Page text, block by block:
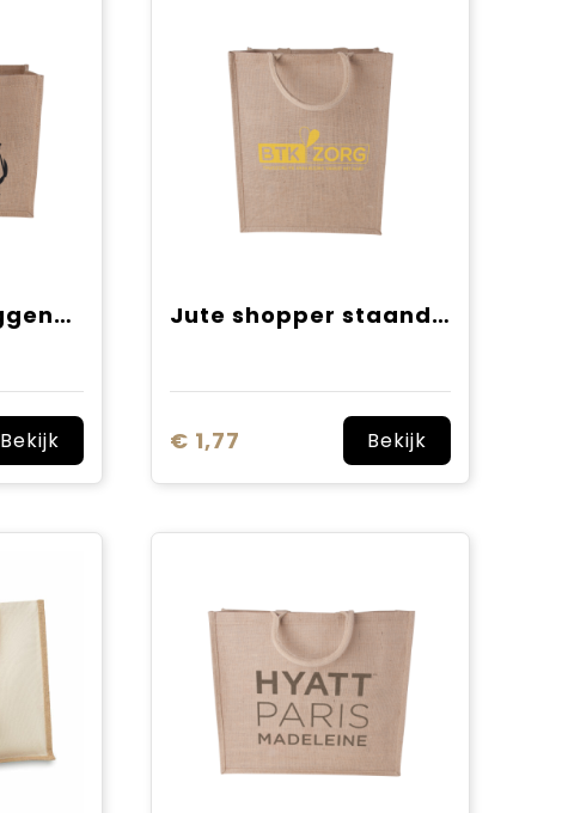
Jute shopper liggend model 240 gr/m2
Bekijk
Jute shopper staand model 240 gr/m2
€ 1,77 Bekijk